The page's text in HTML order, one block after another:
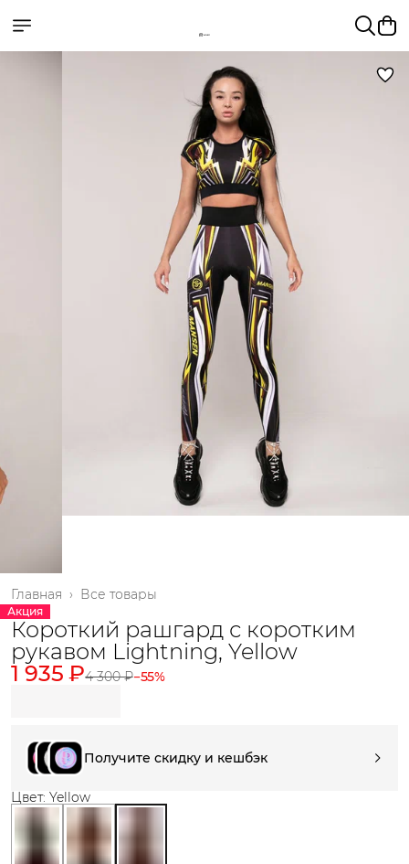
Все товары
Главная ›
Акция
Короткий рашгард с коротким
рукавом Lightning, Yellow
1 935 ₽4 300 ₽−55%
Получите скидку и кешбэк
Цвет: Yellow